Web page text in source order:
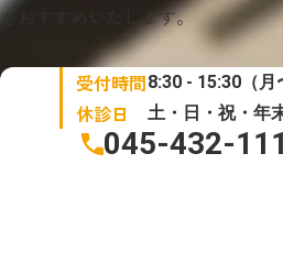
をおすすめいたします。
受付時間8:30 - 15:30（月
休診日 土・日・祝・年
045-432-